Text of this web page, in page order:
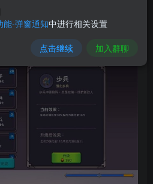
能-弹窗通知中进行相关设置
点击继续 加入群聊